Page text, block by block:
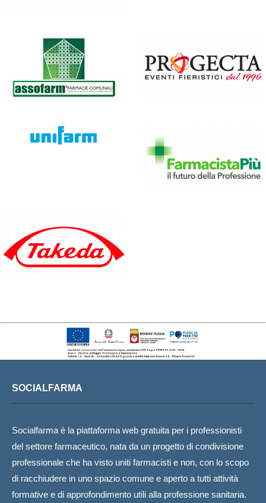
SOCIALFARMA
Socialfarma è la piattaforma web gratuita per i professionisti
del settore farmaceutico, nata da un progetto di condivisione
professionale che ha visto uniti farmacisti e non, con lo scopo
di racchiudere in uno spazio comune e aperto a tutti attività
formative e di approfondimento utili alla professione sanitaria.